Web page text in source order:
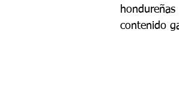
contenido